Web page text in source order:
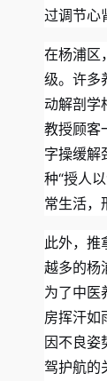
过调节心
在杨浦区
级。许多
动解剖学
教授顾客
字操缓解
种“授人
常生活，
此外，推
越多的杨
为了中医
房挥汗如
因不良姿
驾护航的